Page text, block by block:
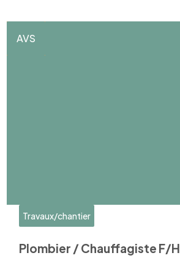
AVS
Travaux/chantier
Plombier / Chauffagiste F/H